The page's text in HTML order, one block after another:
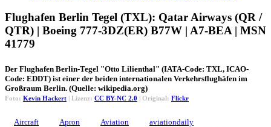
Flughafen Berlin Tegel (TXL): Qatar Airways (QR /
QTR) | Boeing 777-3DZ(ER) B77W | A7-BEA | MSN
41779
Der Flughafen Berlin-Tegel "Otto Lilienthal" (IATA-Code: TXL, ICAO-
Code: EDDT) ist einer der beiden internationalen Verkehrsflughäfen im
Großraum Berlin. (Quelle: wikipedia.org)
Foto: Kevin Hackert | Lizenz: CC BY-NC 2.0 | Original: Flickr
Aircraft Apron Aviation
aviationdaily